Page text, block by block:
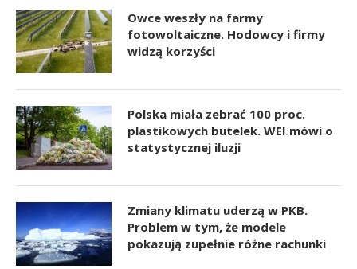
Owce weszły na farmy
fotowoltaiczne. Hodowcy i firmy
widzą korzyści
Polska miała zebrać 100 proc.
plastikowych butelek. WEI mówi o
statystycznej iluzji
Zmiany klimatu uderzą w PKB.
Problem w tym, że modele
pokazują zupełnie różne rachunki